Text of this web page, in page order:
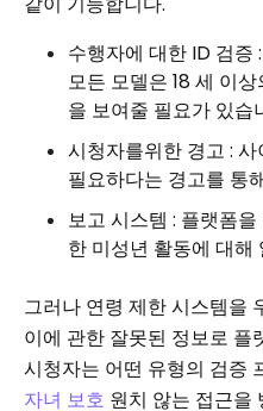
수행자에 대한 ID 검
모든 모델은 18 세 이
을 보여줄 필요가 있습
시청자를위한 경고 :
필요하다는 경고를 통
보고 시스템 : 플랫폼
한 미성년 활동에 대해
그러나 연령 제한 시스템을
이에 관한 잘못된 정보로 플
시청자는 어떤 유형의 검증
자녀 보호 원치 않는 접근을